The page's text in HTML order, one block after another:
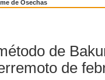
de Osechas
de
de